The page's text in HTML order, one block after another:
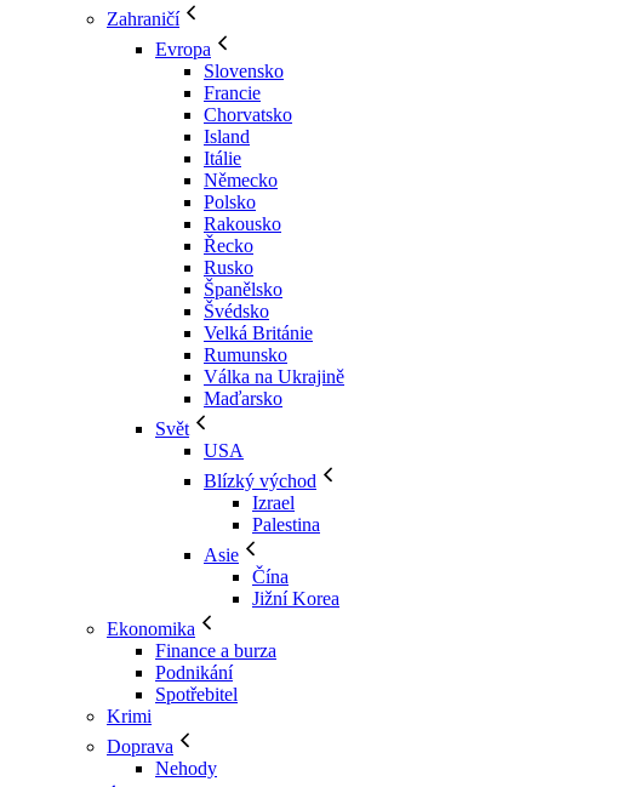
Zahraničí
Evropa
Slovensko
Francie
Chorvatsko
Island
Itálie
Německo
Polsko
Rakousko
Řecko
Rusko
Španělsko
Švédsko
Velká Británie
Rumunsko
Válka na Ukrajině
Maďarsko
Svět
USA
Blízký východ
Izrael
Palestina
Asie
Čína
Jižní Korea
Ekonomika
Finance a burza
Podnikání
Spotřebitel
Krimi
Doprava
Nehody